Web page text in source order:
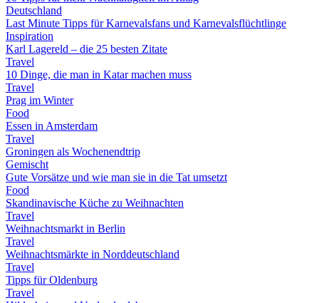
Deutschland
Last Minute Tipps für Karnevalsfans und Karnevalsflüchtlinge
Inspiration
Karl Lagereld – die 25 besten Zitate
Travel
10 Dinge, die man in Katar machen muss
Travel
Prag im Winter
Food
Essen in Amsterdam
Travel
Groningen als Wochenendtrip
Gemischt
Gute Vorsätze und wie man sie in die Tat umsetzt
Food
Skandinavische Küche zu Weihnachten
Travel
Weihnachtsmarkt in Berlin
Travel
Weihnachtsmärkte in Norddeutschland
Travel
Tipps für Oldenburg
Travel